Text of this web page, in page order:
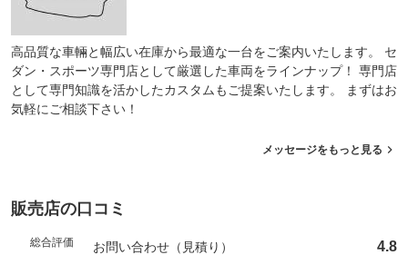
高品質な車輛と幅広い在庫から最適な一台をご案内いたします。 セ
ダン・スポーツ専門店として厳選した車両をラインナップ！ 専門店
として専門知識を活かしたカスタムもご提案いたします。 まずはお
気軽にご相談下さい！
メッセージをもっと見る
販売店の口コミ
総合評価 お問い合わせ（見積り） 4.8